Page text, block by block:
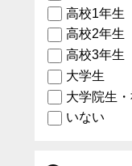
高校1年生
高校2年生
高校3年生
大学生
大学院生
いない